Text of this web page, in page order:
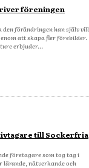
föreningen
den förändringen han själv vill
att skapa fler förebilder.
erbjuder...
till Sockerfria
företagare som tog tag i
lärande, nätverkande och